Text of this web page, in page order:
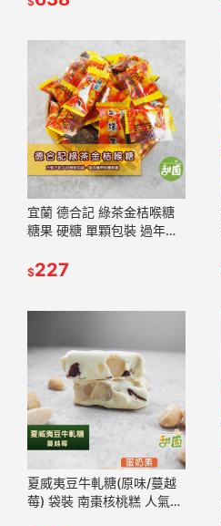
宜蘭 德合記 綠茶金桔喉糖
糖果 硬糖 單顆包裝 過年糖
【甜園】
$227
夏威夷豆牛軋糖(原味/蔓越
莓) 袋裝 南棗核桃糕 人氣牛